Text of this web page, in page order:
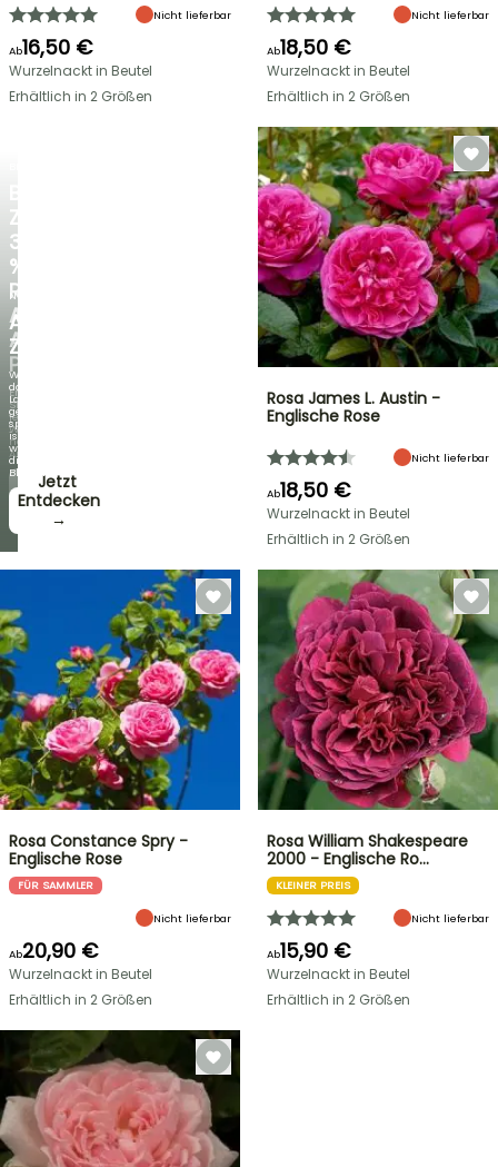
ZU
30
%
RABATT
AUF
AUSGEWÄHLTE
PFLANZEN!
Entdecken
Sie
jede
Woche
neue
Angebote
Jetzt
zugreifen!
→
NEU
AGAPANTHUS
ZAMBEZI
Wenn
das
Laub
genauso
spektakulär
ist
wie
die
Blüten!
Entdecken
→
Nicht lieferbar
Ab16,50 €
Wurzelnackt in Beutel
Erhältlich in 2 Größen
Nicht lieferbar
Ab18,50 €
Wurzelnackt in Beutel
Erhältlich in 2 Größen
Rosa James L. Austin -
Englische Rose
Nicht lieferbar
Ab18,50 €
Wurzelnackt in Beutel
Erhältlich in 2 Größen
Rosa Constance Spry -
Englische Rose
FÜR SAMMLER
Nicht lieferbar
Ab20,90 €
Wurzelnackt in Beutel
Erhältlich in 2 Größen
Rosa William Shakespeare
2000 - Englische Ro…
KLEINER PREIS
Nicht lieferbar
Ab15,90 €
Wurzelnackt in Beutel
Erhältlich in 2 Größen